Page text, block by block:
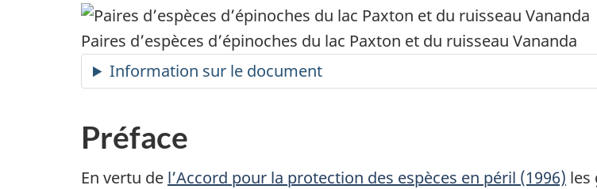
Paires d’espèces d’épinoches du lac Paxton et du ruisseau Vananda
Information sur le document
Préface
En vertu de l’Accord pour la protection des espèces en péril (1996) les